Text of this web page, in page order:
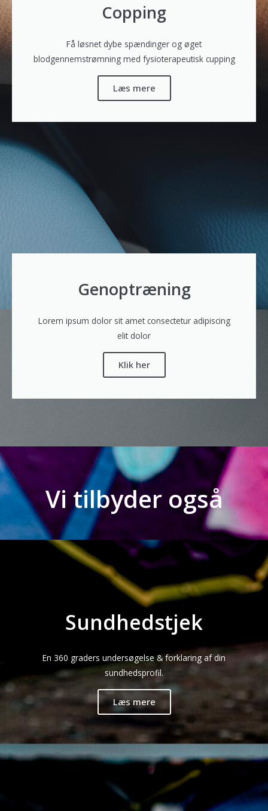
Copping
Få løsnet dybe spændinger og øget
blodgennemstrømning med fysioterapeutisk cupping
Læs mere
Genoptræning
Lorem ipsum dolor sit amet consectetur adipiscing
elit dolor
Klik her
Vi tilbyder også
Sundhedstjek
En 360 graders undersøgelse & forklaring af din
sundhedsprofil.
Læs mere